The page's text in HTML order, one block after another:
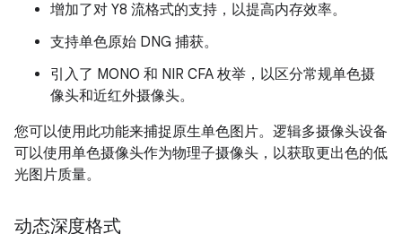
增加了对 Y8 流格式的支持，以提高内存效率。
支持单色原始 DNG 捕获。
引入了 MONO 和 NIR CFA 枚举，以区分常规单色摄
像头和近红外摄像头。
您可以使用此功能来捕捉原生单色图片。逻辑多摄像头设备
可以使用单色摄像头作为物理子摄像头，以获取更出色的低
光图片质量。
动态深度格式